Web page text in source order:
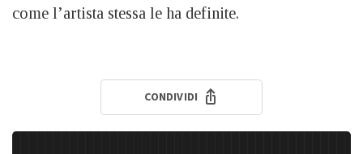
come l’artista stessa le ha definite.
CONDIVIDI